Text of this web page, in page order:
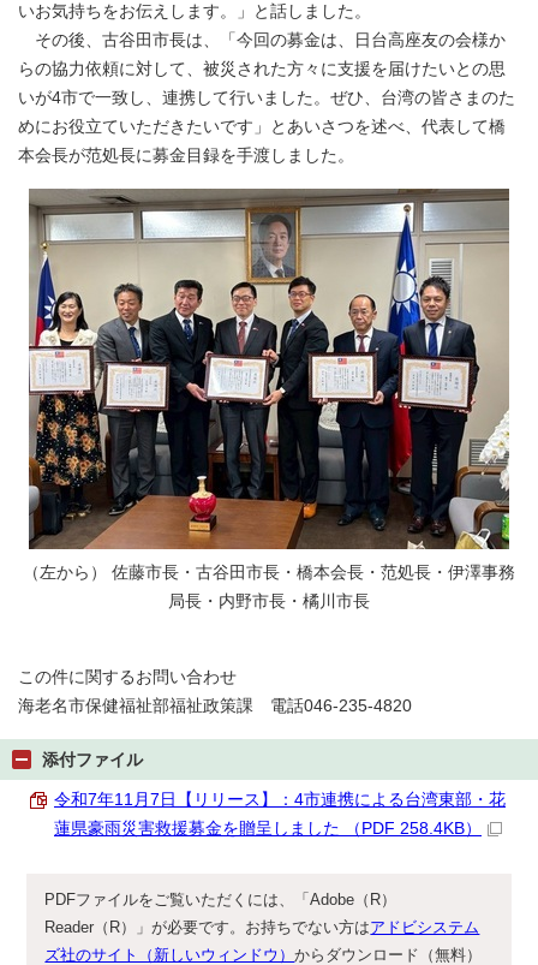
いお気持ちをお伝えします。」と話しました。
その後、古谷田市長は、「今回の募金は、日台高座友の会様か
らの協力依頼に対して、被災された方々に支援を届けたいとの思
いが4市で一致し、連携して行いました。ぜひ、台湾の皆さまのた
めにお役立ていただきたいです」とあいさつを述べ、代表して橋
本会長が范処長に募金目録を手渡しました。
（左から） 佐藤市長・古谷田市長・橋本会長・范処長・伊澤事務
局長・内野市長・橘川市長
この件に関するお問い合わせ
海老名市保健福祉部福祉政策課 電話046-235-4820
添付ファイル
令和7年11月7日【リリース】：4市連携による台湾東部・花
蓮県豪雨災害救援募金を贈呈しました （PDF 258.4KB）
PDFファイルをご覧いただくには、「Adobe（R）
Reader（R）」が必要です。お持ちでない方はアドビシステム
ズ社のサイト（新しいウィンドウ）からダウンロード（無料）